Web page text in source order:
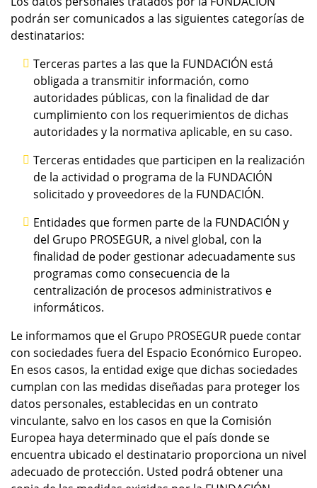
podrán ser comunicados a las siguientes categorías de
destinatarios:
Terceras partes a las que la FUNDACIÓN está
obligada a transmitir información, como
autoridades públicas, con la finalidad de dar
cumplimiento con los requerimientos de dichas
autoridades y la normativa aplicable, en su caso.
Terceras entidades que participen en la realización
de la actividad o programa de la FUNDACIÓN
solicitado y proveedores de la FUNDACIÓN.
Entidades que formen parte de la FUNDACIÓN y
del Grupo PROSEGUR, a nivel global, con la
finalidad de poder gestionar adecuadamente sus
programas como consecuencia de la
centralización de procesos administrativos e
informáticos.
Le informamos que el Grupo PROSEGUR puede contar
con sociedades fuera del Espacio Económico Europeo.
En esos casos, la entidad exige que dichas sociedades
cumplan con las medidas diseñadas para proteger los
datos personales, establecidas en un contrato
vinculante, salvo en los casos en que la Comisión
Europea haya determinado que el país donde se
encuentra ubicado el destinatario proporciona un nivel
adecuado de protección. Usted podrá obtener una